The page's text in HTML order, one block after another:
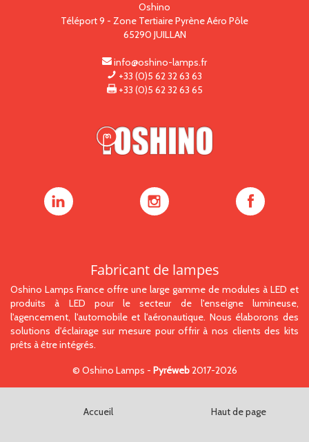
SUSPENSION
PROJECTEUR
INTERIEUR LED
Oshino
Téléport 9 - Zone Tertiaire Pyrène Aéro Pôle
65290 JUILLAN
info@oshino-lamps.fr
+33 (0)5 62 32 63 63
+33 (0)5 62 32 63 65
Oshino
Oshino
Oshino
Fabricant de lampes
Oshino Lamps France offre une large gamme de modules à LED et
produits à LED pour le secteur de l'enseigne lumineuse,
l'agencement, l'automobile et l'aéronautique. Nous élaborons des
solutions d'éclairage sur mesure pour offrir à nos clients des kits
prêts à être intégrés.
© Oshino Lamps - Pyréweb2017-2026
Accueil Haut de page